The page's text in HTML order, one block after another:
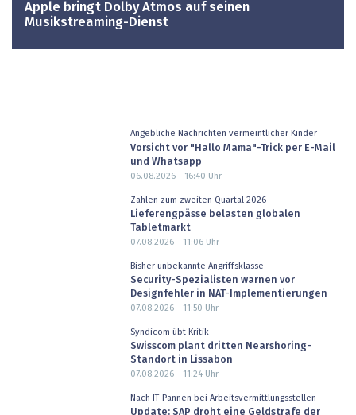
Apple bringt Dolby Atmos auf seinen
Musikstreaming-Dienst
Angebliche Nachrichten vermeintlicher Kinder
Vorsicht vor "Hallo Mama"-Trick per E-Mail
und Whatsapp
06.08.2026 - 16:40 Uhr
Zahlen zum zweiten Quartal 2026
Lieferengpässe belasten globalen
Tabletmarkt
07.08.2026 - 11:06Uhr
Bisher unbekannte Angriffsklasse
Security-Spezialisten warnen vor
Designfehler in NAT-Implementierungen
07.08.2026 - 11:50 Uhr
Syndicom übt Kritik
Swisscom plant dritten Nearshoring-
Standort in Lissabon
07.08.2026 - 11:24Uhr
Nach IT-Pannen bei Arbeitsvermittlungsstellen
Update: SAP droht eine Geldstrafe der